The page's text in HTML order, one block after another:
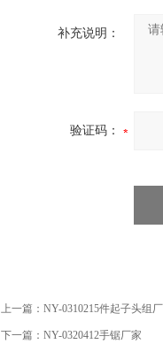
补充说明：
验证码：
上一篇： NY-0310215件起子头组
下一篇： NY-0320412手锯厂家